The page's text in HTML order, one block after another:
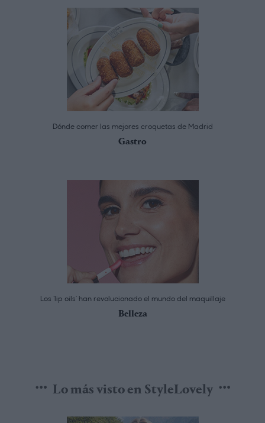
Dónde comer las mejores croquetas de Madrid
Gastro
Los ‘lip oils’ han revolucionado el mundo del maquillaje
Belleza
Lo más visto en StyleLovely